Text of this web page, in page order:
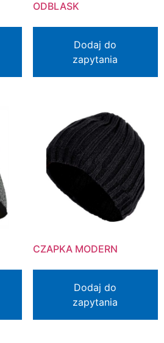
ODBLASK
Dodaj do
zapytania
CZAPKA MODERN
Dodaj do
zapytania